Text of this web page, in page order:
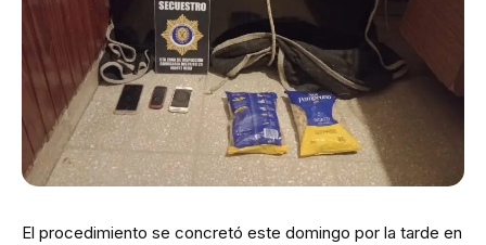
El procedimiento se concretó este domingo por la tarde en